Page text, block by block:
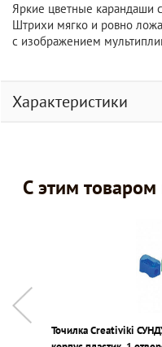
Яркие цветные карандаши
Штрихи мягко и ровно
с изображением
Характеристики
С этим
Точилка Creativiki